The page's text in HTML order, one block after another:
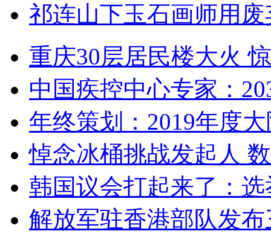
祁连山下玉石画师用
重庆30层居民楼大火
中国疾控中心专家：
年终策划：2019年度
悼念冰桶挑战发起人
韩国议会打起来了：
解放军驻香港部队发